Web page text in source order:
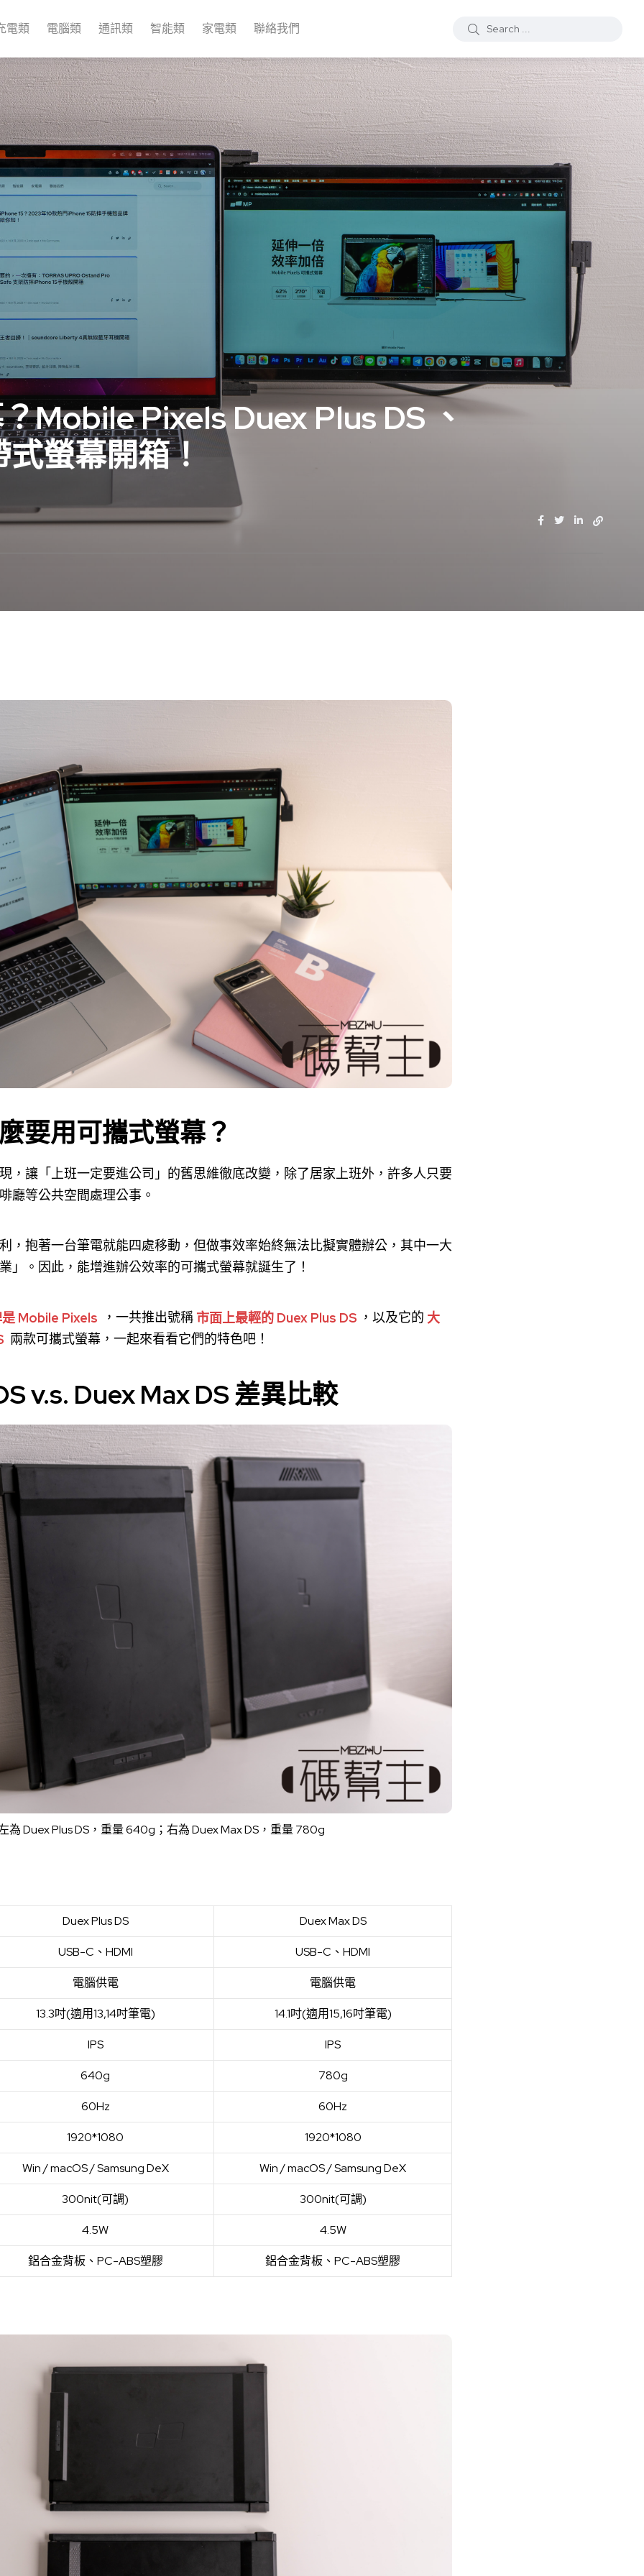
電類 電腦類 通訊類 智能類 家電類 聯絡我們
Mobile Pixels Duex Plus DS 、
螢幕開箱！
要用可攜式螢幕？
，讓「上班一定要進公司」的舊思維徹底改變，除了居家上班外，許多人只要
廳等公共空間處理公事。
，抱著一台筆電就能四處移動，但做事效率始終無法比擬實體辦公，其中一大
」。因此，能增進辦公效率的可攜式螢幕就誕生了！
Mobile Pixels ，一共推出號稱 市面上最輕的 Duex Plus DS ，以及它的 大
兩款可攜式螢幕，一起來看看它們的特色吧！
v.s. Duex Max DS 差異比較
為 Duex Plus DS，重量 640g；右為 Duex Max DS，重量 780g
Duex Plus DS Duex Max DS
USB-C、HDMI USB-C、HDMI
電腦供電 電腦供電
13.3吋(適用13,14吋筆電) 14.1吋(適用15,16吋筆電)
IPS IPS
640g 780g
60Hz 60Hz
1920*1080 1920*1080
Win / macOS / Samsung DeX Win / macOS / Samsung DeX
300nit(可調) 300nit(可調)
4.5W 4.5W
鋁合金背板、PC-ABS塑膠 鋁合金背板、PC-ABS塑膠